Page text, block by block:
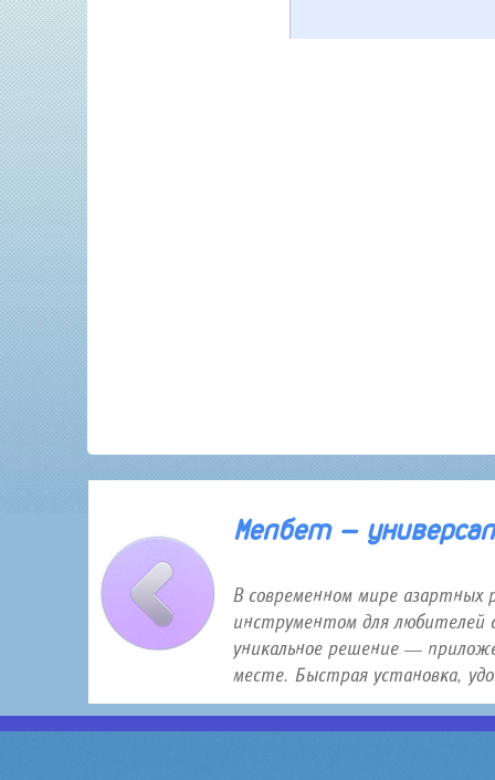
Мелбет —
В современном мире азартных
инструментом для любителей
уникальное решение —
месте. Быстрая установка,